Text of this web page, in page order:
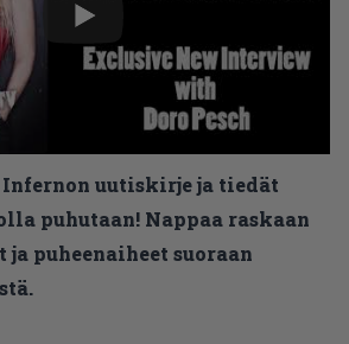
uutiskirje ja tiedät
puhutaan! Nappaa raskaan
puheenaiheet suoraan